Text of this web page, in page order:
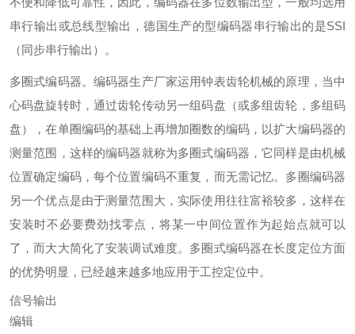
串行输出或总线型输出，德国生产的型编码器串行输出的是SSI
（同步串行输出）。
多圈式编码器。编码器生产厂家运用钟表齿轮机械的原理，当中
心码盘旋转时，通过齿轮传动另一组码盘（或多组齿轮，多组码
盘），在单圈编码的基础上再增加圈数的编码，以扩大编码器的
测量范围，这样的编码器就称为多圈式编码器，它同样是由机械
位置确定编码，每个位置编码不重复，而无需记忆。多圈编码器
另一个优点是由于测量范围大，实际使用往往富裕较多，这样在
安装时不必要费劲找零点，将某一中间位置作为起始点就可以
了，而大大简化了安装调试难度。多圈式编码器在长度定位方面
的优势明显，已经越来越多地应用于工控定位中。
信号输出
编辑